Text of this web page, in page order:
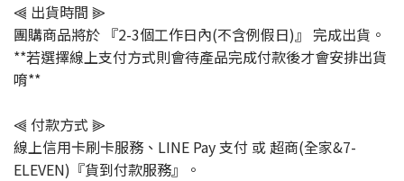
⫷ 出貨時間 ⫸
團購商品將於 『2-3個工作日內(不含例假日)』 完成出貨。
**若選擇線上支付方式則會待產品完成付款後才會安排出貨
唷**
⫷ 付款方式 ⫸
線上信用卡刷卡服務、LINE Pay 支付 或 超商(全家&7-
ELEVEN)『貨到付款服務』。